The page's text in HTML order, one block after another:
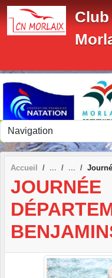
Accueil
JOURNÉE
Panneau de gestion des